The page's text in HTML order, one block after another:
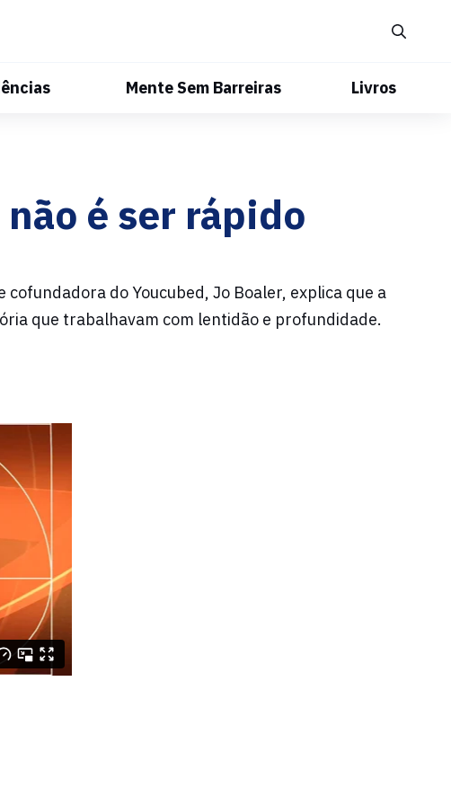
Mente Sem Barreiras Livros
é ser rápido
do Youcubed, Jo Boaler, explica que a
que trabalhavam com lentidão e profundidade.